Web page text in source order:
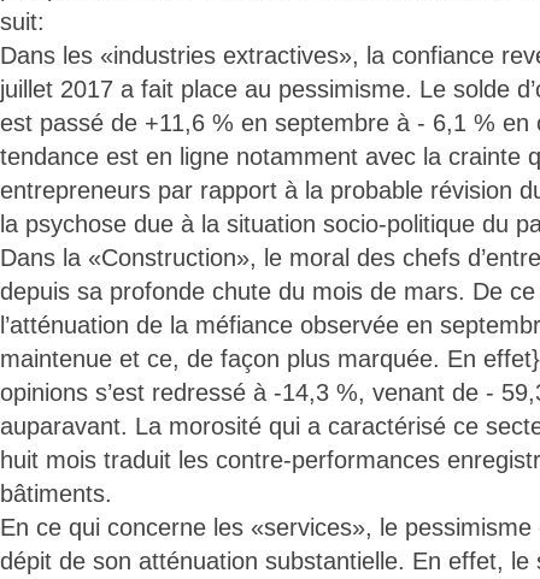
suit:
Dans les «industries extractives», la confiance
juillet 2017 a fait place au pessimisme. Le solde
est passé de +11,6 % en septembre à - 6,1 % en
tendance est en ligne notamment avec la crainte
entrepreneurs par rapport à la probable révision
la psychose due à la situation socio-politique du
Dans la «Construction», le moral des chefs
depuis sa profonde chute du mois de mars. De
l’atténuation de la méfiance observée en
maintenue et ce, de façon plus marquée. En
opinions s’est redressé à -14,3 %, venant de -
auparavant. La morosité qui a caractérisé ce
huit mois traduit les contre-performances
bâtiments.
En ce qui concerne les «services», le
dépit de son atténuation substantielle. En effet, le